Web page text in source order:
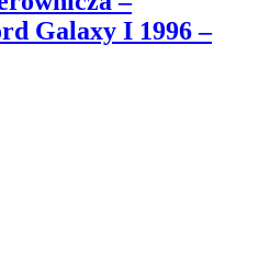
Galaxy I 1996 –